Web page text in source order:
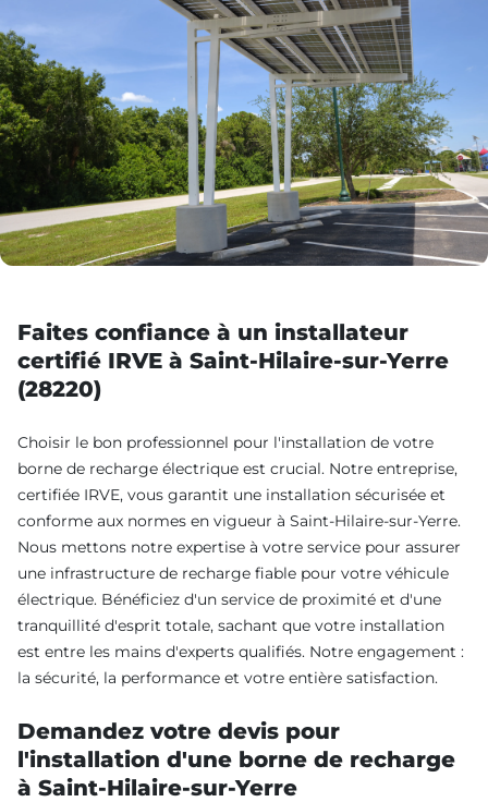
Faites confiance à un installateur
certifié IRVE à Saint-Hilaire-sur-Yerre
(28220)
Choisir le bon professionnel pour l'installation de votre
borne de recharge électrique est crucial. Notre entreprise,
certifiée IRVE, vous garantit une installation sécurisée et
conforme aux normes en vigueur à Saint-Hilaire-sur-Yerre.
Nous mettons notre expertise à votre service pour assurer
une infrastructure de recharge fiable pour votre véhicule
électrique. Bénéficiez d'un service de proximité et d'une
tranquillité d'esprit totale, sachant que votre installation
est entre les mains d'experts qualifiés. Notre engagement :
la sécurité, la performance et votre entière satisfaction.
Demandez votre devis pour
l'installation d'une borne de recharge
à Saint-Hilaire-sur-Yerre